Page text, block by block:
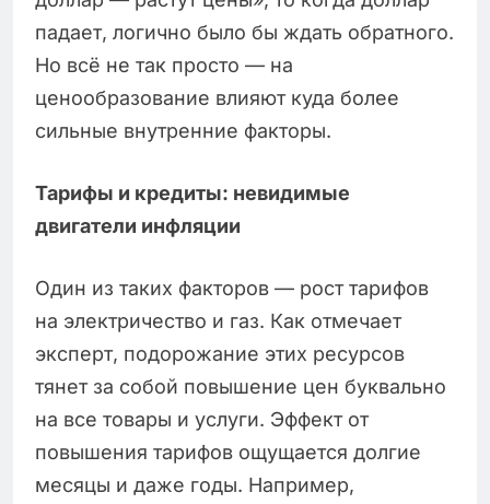
падает, логично было бы ждать обратного.
Но всё не так просто — на
ценообразование влияют куда более
сильные внутренние факторы.
Тарифы и кредиты: невидимые
двигатели инфляции
Один из таких факторов — рост тарифов
на электричество и газ. Как отмечает
эксперт, подорожание этих ресурсов
тянет за собой повышение цен буквально
на все товары и услуги. Эффект от
повышения тарифов ощущается долгие
месяцы и даже годы. Например,